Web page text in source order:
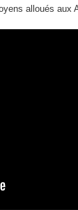
alloués aux